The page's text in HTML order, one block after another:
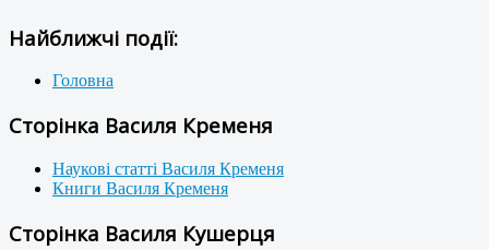
Найближчі події:
Головна
Сторінка Василя Кременя
Наукові статті Василя Кременя
Книги Василя Кременя
Сторінка Василя Кушерця